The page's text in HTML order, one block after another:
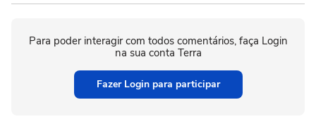
Para poder interagir com todos comentários, faça Login
na sua conta Terra
Fazer Login para participar